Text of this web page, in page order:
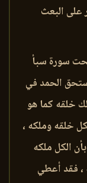
على البعث
سورة سبأ
الحمد في
خلقه كما هو
خلقه وملكه ،
الكل ملكه
، فقد أعطي